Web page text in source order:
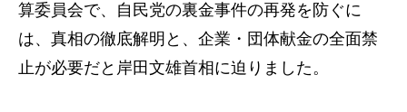
算委員会で、自民党の裏金事件の再発を防ぐに
は、真相の徹底解明と、企業・団体献金の全面禁
止が必要だと岸田文雄首相に迫りました。